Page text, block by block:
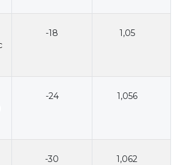
-18 1,05
-24 1,056
-30 1,062